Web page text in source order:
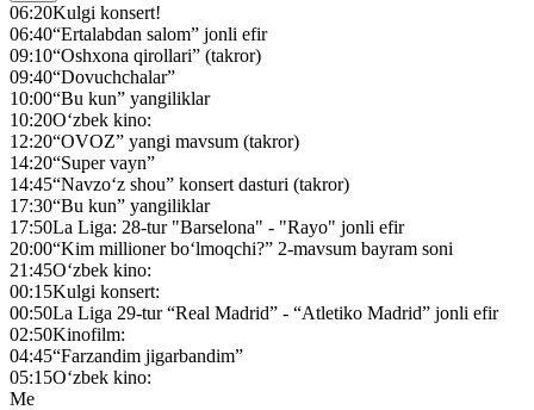
06:20Kulgi konsert!
06:40“Ertalabdan salom” jonli efir
09:10“Oshxona qirollari” (takror)
09:40“Dovuchchalar”
10:00“Bu kun” yangiliklar
10:20O‘zbek kino:
12:20“OVOZ” yangi mavsum (takror)
14:20“Super vayn”
14:45“Navzo‘z shou” konsert dasturi (takror)
17:30“Bu kun” yangiliklar
17:50La Liga: 28-tur "Barselona" - "Rayo" jonli efir
20:00“Kim millioner bo‘lmoqchi?” 2-mavsum bayram soni
21:45O‘zbek kino:
00:15Kulgi konsert:
00:50La Liga 29-tur “Real Madrid” - “Atletiko Madrid” jonli efir
02:50Kinofilm:
04:45“Farzandim jigarbandim”
05:15O‘zbek kino:
Me